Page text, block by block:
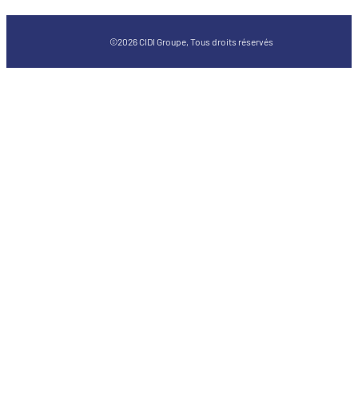
©2026 CIDI Groupe, Tous droits réservés